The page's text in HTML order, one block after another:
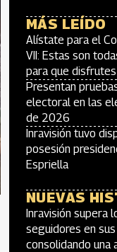
MÁS LEÍDO
Alístate para el
VII: Estas son
para que
Presentan
electoral en las
de 2026
Inravisión tuvo
posesión
Espriella
NUEVAS
Inravisión supera
seguidores en
consolidando una